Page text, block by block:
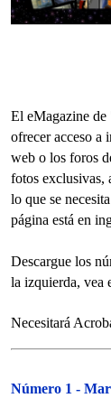
El eMagazine de
ofrecer acceso a
web o los foros
fotos exclusivas,
lo que se
página está en
Descargue los
la izquierda, vea
Necesitará
Número 1 -